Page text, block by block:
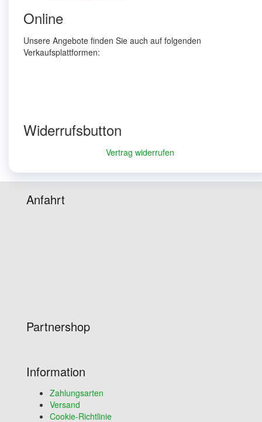
Online
Unsere Angebote finden Sie auch auf folgenden
Verkaufsplattformen:
Widerrufsbutton
Vertrag widerrufen
Anfahrt
Partnershop
Information
Zahlungsarten
Versand
Cookie-Richtlinie